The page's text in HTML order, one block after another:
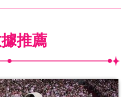
推薦